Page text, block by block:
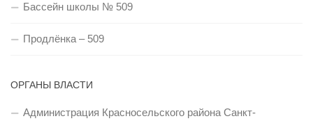
Бассейн школы № 509
Продлёнка – 509
ОРГАНЫ ВЛАСТИ
Администрация Красносельского района Санкт-